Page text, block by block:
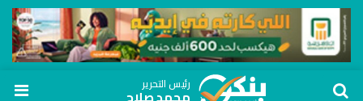
رئيس التحرير